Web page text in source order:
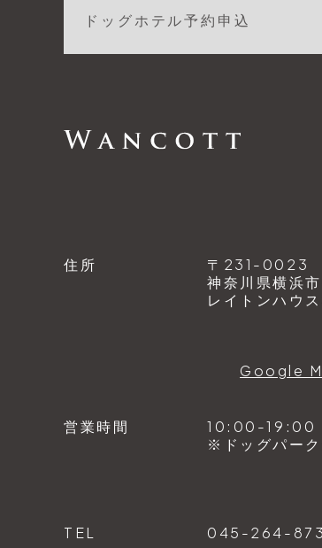
ドッグホテル予約申込
住所
〒231-0023
神奈川県横浜
レイトンハウ
Google
営業時間
10:00-19:00
※ドッグパー
TEL 045-264-